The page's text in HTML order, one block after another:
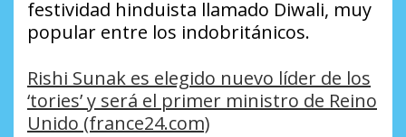
festividad hinduista llamado Diwali, muy
popular entre los indobritánicos.
Rishi Sunak es elegido nuevo líder de los
‘tories’ y será el primer ministro de Reino
Unido (france24.com)